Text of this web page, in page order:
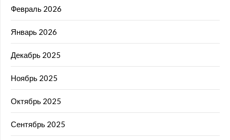
Февраль 2026
Январь 2026
Декабрь 2025
Ноябрь 2025
Октябрь 2025
Сентябрь 2025